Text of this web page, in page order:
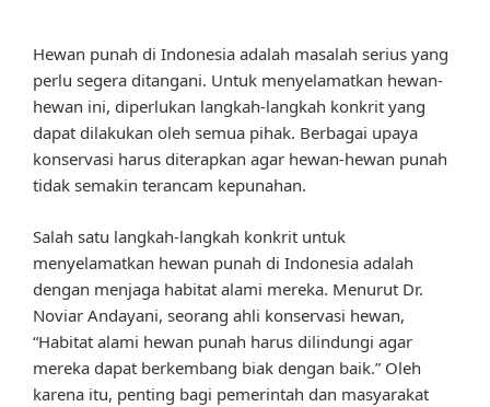
Hewan punah di Indonesia adalah masalah serius yang
perlu segera ditangani. Untuk menyelamatkan hewan-
hewan ini, diperlukan langkah-langkah konkrit yang
dapat dilakukan oleh semua pihak. Berbagai upaya
konservasi harus diterapkan agar hewan-hewan punah
tidak semakin terancam kepunahan.
Salah satu langkah-langkah konkrit untuk
menyelamatkan hewan punah di Indonesia adalah
dengan menjaga habitat alami mereka. Menurut Dr.
Noviar Andayani, seorang ahli konservasi hewan,
“Habitat alami hewan punah harus dilindungi agar
mereka dapat berkembang biak dengan baik.” Oleh
karena itu, penting bagi pemerintah dan masyarakat